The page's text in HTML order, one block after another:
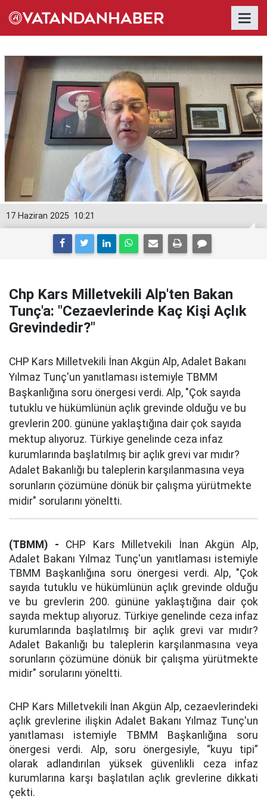
10:21
17 Haziran 2025
Chp Kars Milletvekili Alp'ten Bakan
Tunç'a: "Cezaevlerinde Kaç Kişi Açlık
Grevindedir?"
CHP Kars Milletvekili İnan Akgün Alp, Adalet Bakanı
Yılmaz Tunç'un yanıtlaması istemiyle TBMM
Başkanlığına soru önergesi verdi. Alp, "Çok sayıda
tutuklu ve hükümlünün açlık grevinde olduğu ve bu
grevlerin 200. gününe yaklaştığına dair çok sayıda
mektup alıyoruz. Türkiye genelinde ceza infaz
kurumlarında başlatılmış bir açlık grevi var mıdır?
Adalet Bakanlığı bu taleplerin karşılanmasına veya
sorunların çözümüne dönük bir çalışma yürütmekte
midir" sorularını yöneltti.
(TBMM) - CHP Kars Milletvekili İnan Akgün Alp,
Adalet Bakanı Yılmaz Tunç'un yanıtlaması istemiyle
TBMM Başkanlığına soru önergesi verdi. Alp, "Çok
sayıda tutuklu ve hükümlünün açlık grevinde olduğu
ve bu grevlerin 200. gününe yaklaştığına dair çok
sayıda mektup alıyoruz. Türkiye genelinde ceza infaz
kurumlarında başlatılmış bir açlık grevi var mıdır?
Adalet Bakanlığı bu taleplerin karşılanmasına veya
sorunların çözümüne dönük bir çalışma yürütmekte
midir" sorularını yöneltti.
CHP Kars Milletvekili İnan Akgün Alp, cezaevlerindeki
açlık grevlerine ilişkin Adalet Bakanı Yılmaz Tunç'un
yanıtlaması istemiyle TBMM Başkanlığına soru
önergesi verdi. Alp, soru önergesiyle, “kuyu tipi”
olarak adlandırılan yüksek güvenlikli ceza infaz
kurumlarına karşı başlatılan açlık grevlerine dikkati
çekti.